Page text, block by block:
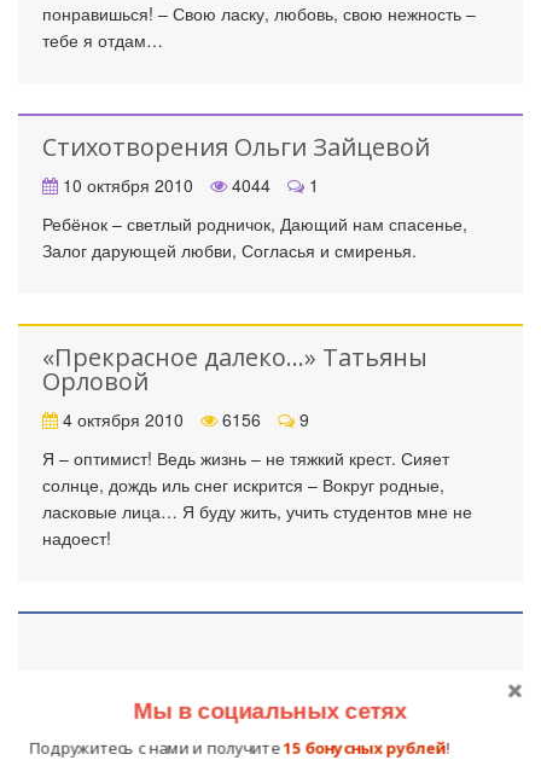
понравишься! – Свою ласку, любовь, свою нежность –
тебе я отдам…
Стихотворения Ольги Зайцевой
10 октября 2010 4044
1
Ребёнок – светлый родничок, Дающий нам спасенье,
Залог дарующей любви, Согласья и смиренья.
«Прекрасное далеко…» Татьяны
Орловой
4 октября 2010 6156
9
Я – оптимист! Ведь жизнь – не тяжкий крест. Сияет
солнце, дождь иль снег искрится – Вокруг родные,
ласковые лица… Я буду жить, учить студентов мне не
надоест!
Мы в социальных сетях
Подружитесь с нами и получите15 бонусных рублей!